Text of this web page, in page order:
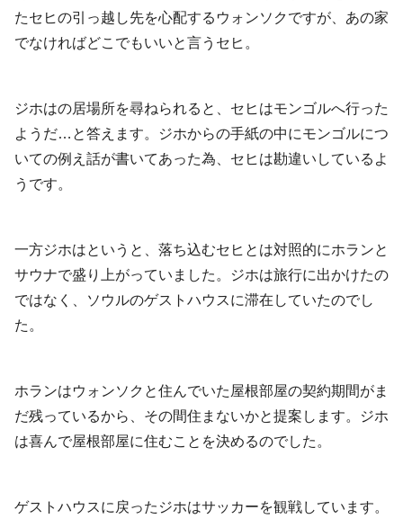
たセヒの引っ越し先を心配するウォンソクですが、あの家
でなければどこでもいいと言うセヒ。
ジホはの居場所を尋ねられると、セヒはモンゴルへ行った
ようだ…と答えます。ジホからの手紙の中にモンゴルにつ
いての例え話が書いてあった為、セヒは勘違いしているよ
うです。
一方ジホはというと、落ち込むセヒとは対照的にホランと
サウナで盛り上がっていました。ジホは旅行に出かけたの
ではなく、ソウルのゲストハウスに滞在していたのでし
た。
ホランはウォンソクと住んでいた屋根部屋の契約期間がま
だ残っているから、その間住まないかと提案します。ジホ
は喜んで屋根部屋に住むことを決めるのでした。
ゲストハウスに戻ったジホはサッカーを観戦しています。